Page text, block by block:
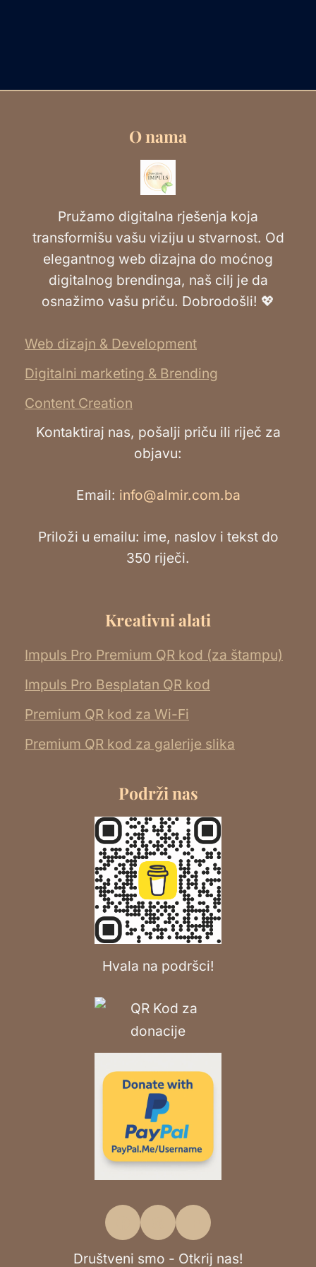
O nama
Pružamo digitalna rješenja koja
transformišu vašu viziju u stvarnost. Od
elegantnog web dizajna do moćnog
digitalnog brendinga, naš cilj je da
osnažimo vašu priču. Dobrodošli! 💖
Web dizajn & Development
Digitalni marketing & Brending
Content Creation
Kontaktiraj nas, pošalji priču ili riječ za
objavu:
Email: info@almir.com.ba
Priloži u emailu: ime, naslov i tekst do
350 riječi.
Kreativni alati
Impuls Pro Premium QR kod (za štampu)
Impuls Pro Besplatan QR kod
Premium QR kod za Wi-Fi
Premium QR kod za galerije slika
Podrži nas
Hvala na podršci!
Društveni smo - Otkrij nas!